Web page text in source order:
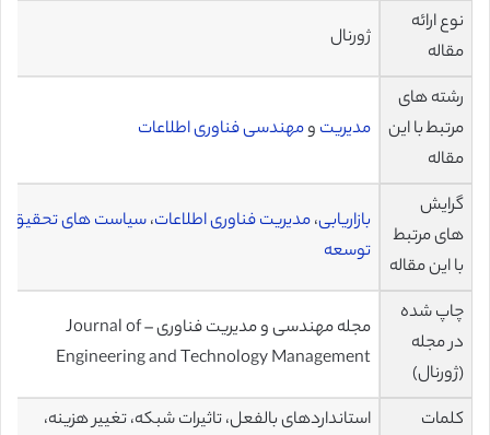
نوع ارائه
مقاله
ژورنال
رشته های
مرتبط با این
مقاله
مدیریت ومهندسی فناوری اطلاعات
گرایش
های مرتبط
با این مقاله
بازاریابی،مدیریت فناوری اطلاعات،سیاست های تحقیق و
توسعه
چاپ شده
در مجله
(ژورنال)
مجله مهندسی و مدیریت فناوری – Journal of
Engineering and Technology Management
کلمات
استانداردهای بالفعل، تاثیرات شبکه، تغییر هزینه،